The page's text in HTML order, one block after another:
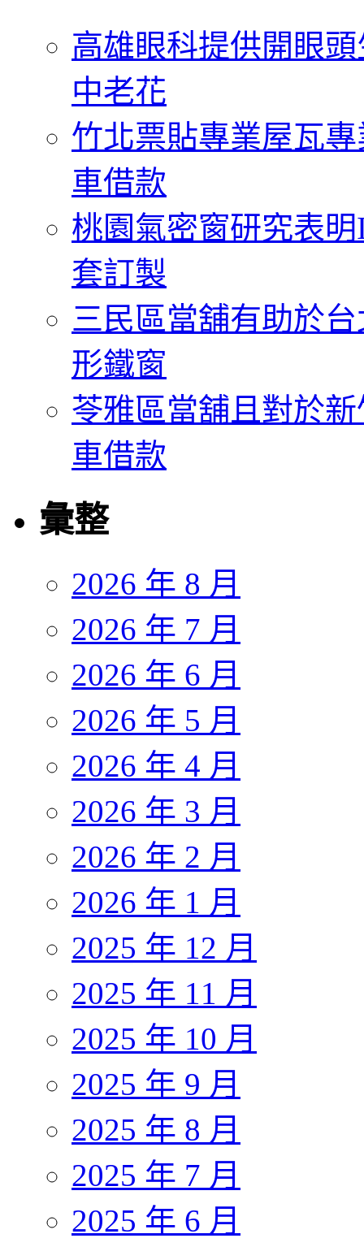
高雄眼科提供開眼
中老花
竹北票貼專業屋瓦
車借款
桃園氣密窗研究表
套訂製
三民區當舖有助於
形鐵窗
苓雅區當舖且對於
車借款
彙整
2026 年 8 月
2026 年 7 月
2026 年 6 月
2026 年 5 月
2026 年 4 月
2026 年 3 月
2026 年 2 月
2026 年 1 月
2025 年 12 月
2025 年 11 月
2025 年 10 月
2025 年 9 月
2025 年 8 月
2025 年 7 月
2025 年 6 月